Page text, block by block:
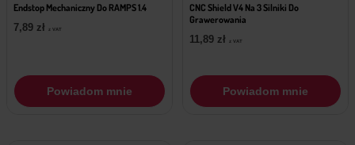
Endstop Mechaniczny Do RAMPS 1.4
7,89 zł z VAT
Powiadom mnie
CNC Shield V4 Na 3 Silniki Do
Grawerowania
11,89 zł z VAT
Powiadom mnie